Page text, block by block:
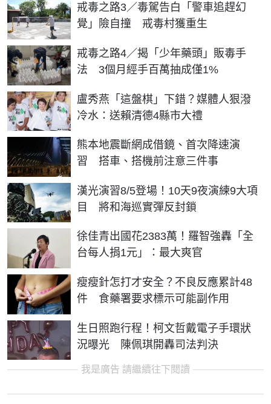
戒毒之路3／毒駕告白「警車追趕幻
覺」險自撞 戒毒村獲重生
戒毒之路4／揭「少年藥頭」販毒手
法 3個月經手百萬抽成僅1%
盧秀燕「這盤棋」下錯？媒體人狠潑
冷水：送賴清德4縣市大禮
熊本地震斷網成借鏡、首次降速演
習 搭車、搭機前注意三件事
漢光演習8/5登場！10天9夜演練9大項
目 將和海巡實彈反封鎖
徐佳青出國花2383萬！羅智強轟「全
台每人捐1元」：最大爽官
瘦瘦針怎打才安全？不良反應累計48
件 食藥署要求標示可能副作用
生日照跑行程！柯文哲戴電子手環狀
況曝光 陳佩琪開轟司法判決
我是廣告 請繼續往下閱讀